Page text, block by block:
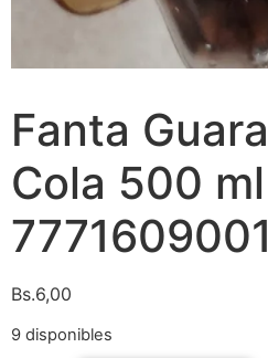
Fanta
Cola 500 ml
Bs.6,00
9 disponibles